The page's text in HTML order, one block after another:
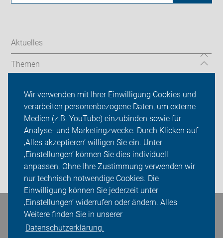
Wir verwenden mit Ihrer Einwilligung Cookies und
verarbeiten personenbezogene Daten, um externe
Medien (z.B. YouTube) einzubinden sowie für
Analyse- und Marketingzwecke. Durch Klicken auf
‚Alles akzeptieren‘ willigen Sie ein. Unter
‚Einstellungen‘ können Sie dies individuell
anpassen. Ohne Ihre Zustimmung verwenden wir
nur technisch notwendige Cookies. Die
Einwilligung können Sie jederzeit unter
‚Einstellungen‘ widerrufen oder ändern. Alles
Weitere finden Sie in unserer
Datenschutzerklärung.
Aktuelles
Themen
Über uns
Sei dabei
Presse
Login
Bleiben Sie in Kontakt